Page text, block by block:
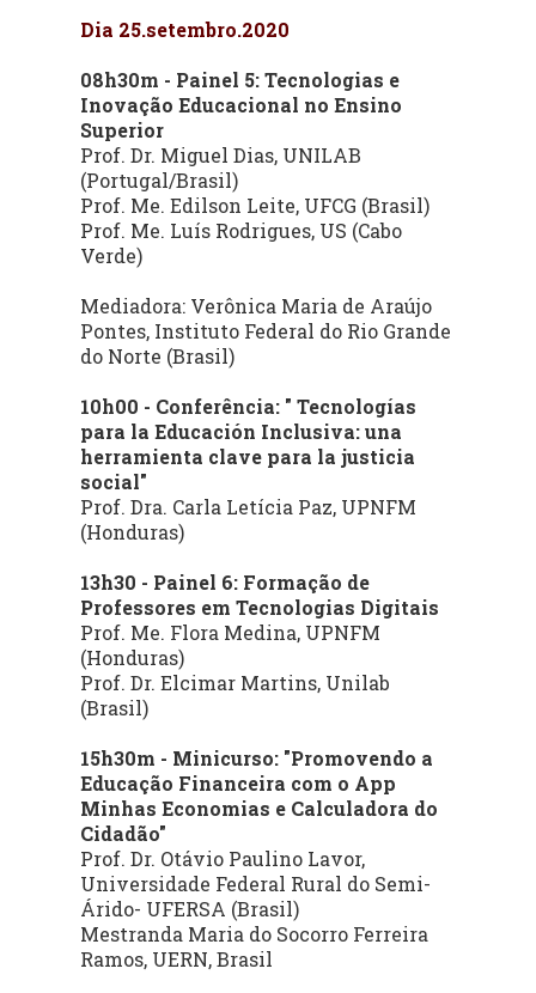
Dia 25.setembro.2020
08h30m - Painel 5: Tecnologias e
Inovação Educacional no Ensino
Superior
Prof. Dr. Miguel Dias, UNILAB
(Portugal/Brasil)
Prof. Me. Edilson Leite, UFCG (Brasil)
Prof. Me. Luís Rodrigues, US (Cabo
Verde)
Mediadora: Verônica Maria de Araújo
Pontes, Instituto Federal do Rio Grande
do Norte (Brasil)
10h00 - Conferência: " Tecnologías
para la Educación Inclusiva: una
herramienta clave para la justicia
social"
Prof. Dra. Carla Letícia Paz, UPNFM
(Honduras)
13h30 - Painel 6: Formação de
Professores em Tecnologias Digitais
Prof. Me. Flora Medina, UPNFM
(Honduras)
Prof. Dr. Elcimar Martins, Unilab
(Brasil)
15h30m - Minicurso: "Promovendo a
Educação Financeira com o App
Minhas Economias e Calculadora do
Cidadão"
Prof. Dr. Otávio Paulino Lavor,
Universidade Federal Rural do Semi-
Árido- UFERSA (Brasil)
Mestranda Maria do Socorro Ferreira
Ramos, UERN, Brasil